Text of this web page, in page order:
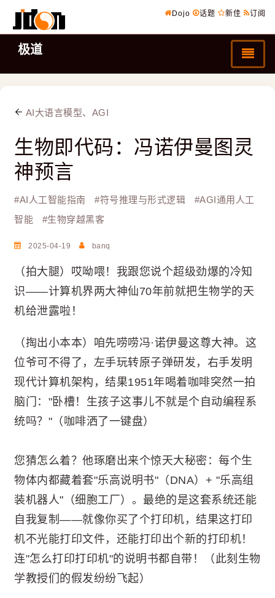
Dojo 话题 新佳 订阅
极道
AI大语言模型、AGI
生物即代码：冯诺伊曼图灵
神预言
#AI人工智能指南 #符号推理与形式逻辑 #AGI通用人工
智能
#生物穿越黑客
2025-04-19 banq
（拍大腿）哎呦喂！我跟您说个超级劲爆的冷知
识——计算机界两大神仙70年前就把生物学的天
机给泄露啦！
（掏出小本本）咱先唠唠冯·诺伊曼这尊大神。这
位爷可不得了，左手玩转原子弹研发，右手发明
现代计算机架构，结果1951年喝着咖啡突然一拍
脑门："卧槽！生孩子这事儿不就是个自动编程系
统吗？"（咖啡洒了一键盘）
您猜怎么着？他琢磨出来个惊天大秘密：每个生
物体内都藏着套"乐高说明书"（DNA）+ "乐高组
装机器人"（细胞工厂）。最绝的是这套系统还能
自我复制——就像你买了个打印机，结果这打印
机不光能打印文件，还能打印出个新的打印机！
连"怎么打印打印机"的说明书都自带！（此刻生物
学教授们的假发纷纷飞起）